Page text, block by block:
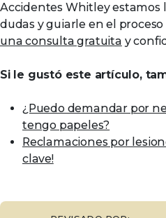
Accidentes Whitley estamos
dudas y guiarle en el proceso
una consulta gratuita y
Si le gustó este artículo,
¿Puedo demandar por
tengo papeles?
Reclamaciones por
clave!